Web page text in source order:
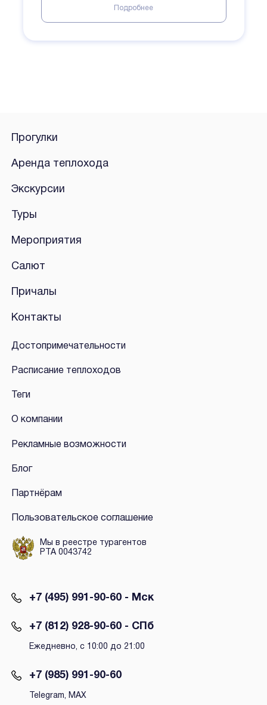
Подробнее
Прогулки
Аренда теплохода
Экскурсии
Туры
Мероприятия
Салют
Причалы
Контакты
Достопримечательности
Расписание теплоходов
Теги
О компании
Рекламные возможности
Блог
Партнёрам
Пользовательское соглашение
Мы в реестре турагентов
РТА 0043742
+7 (495) 991-90-60 - Мск
+7 (812) 928-90-60 - СПб
Ежедневно, с 10:00 до 21:00
+7 (985) 991-90-60
Telegram, MAX